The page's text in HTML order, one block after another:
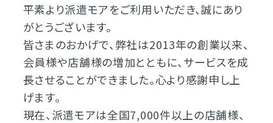
平素より派遣モアをご利用いただき、誠にあり
がとうございます。
皆さまのおかげで、弊社は2013年の創業以来、
会員様や店舗様の増加とともに、サービスを成
長させることができました。心より感謝申し上
げます。
現在、派遣モアは全国7,000件以上の店舗様、